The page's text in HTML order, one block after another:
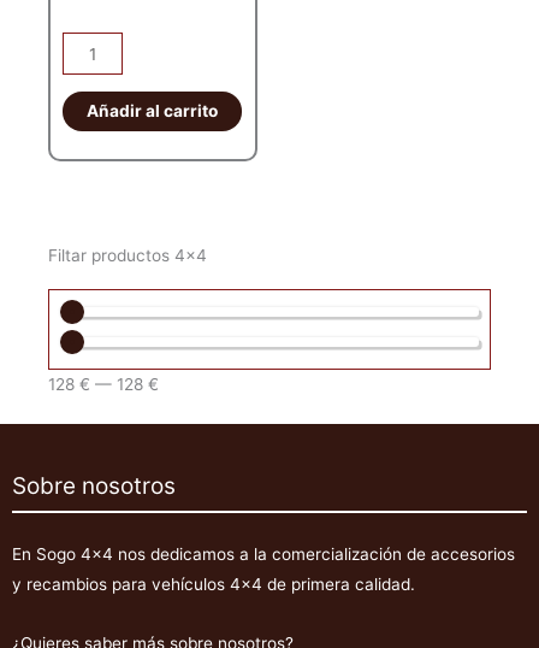
DOBLE
BATERIA
T-
MAX
Añadir al carrito
Filtar productos 4x4
128 € — 128 €
Sobre nosotros
En Sogo 4×4 nos dedicamos a la comercialización de accesorios
y recambios para vehículos 4×4 de primera calidad.
¿Quieres saber más sobre nosotros?